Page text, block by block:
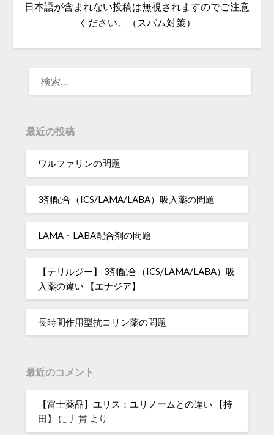
日本語が含まれない投稿は無視されますのでご注意
ください。（スパム対策）
最近の投稿
ワルファリンの問題
3剤配合（ICS/LAMA/LABA）吸入薬の問題
LAMA・LABA配合剤の問題
【テリルジー】 3剤配合（ICS/LAMA/LABA）吸
入薬の違い 【エナジア】
長時間作用型抗コリン薬の問題
最近のコメント
【富士薬品】ユリス：ユリノームとの違い 【持
田】
に 丿貫 より